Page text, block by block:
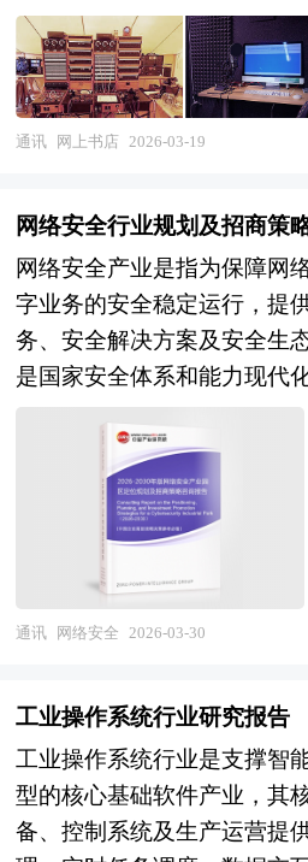
取、供应链效率、内容分发
现突破性创新，并在企业价
市或股权转让等方式退出，
这类投资聚焦于能够打破传
量运营、智能选品系统以及
（OMO）生态构建的新型
战和平台流量的网上书店不
的通常具备自主可控的用户
系、独特的内容IP运营能力
优势。投资机构不仅提供资
背书、产业资源协同、供应
指导，帮助企业跨越从“卖书
关键跃迁。 风险投资是在创
风险资本，待其发育相对成
制将所投入的资本由股权形
收回投资，取得高额风险收
地区外，包括中国和印度、
风险投资市场发展快速升温
于20世纪80年代，在市场经
险投资事业已经有了较大的
续稳定地高速增长和资本市
通讯 网上书店 2026-03-19
网络安全行业规划及招商策
网络安全产业是指为保障网
字业务的安全稳定运行，提
务、安全解决方案及安全生
是国家安全体系和能力现代
端安全、身份认证）、新兴
据安全、物联网安全、工业
全）、安全服务（安全咨询
应、安全运营）以及密码技
报等核心支撑环节。作为数
带"和"护城河"，网络安全产
全的基础功能，更通过主动
建设、护航产业数字化转型
进程加速、网络威胁升级、
全博弈的多重驱动下，行业
通讯 网络安全 2026-03-30
工业操作系统行业研究报告
工业操作系统行业是支撑智
型的核心基础软件产业，其
备、控制系统及生产运营提